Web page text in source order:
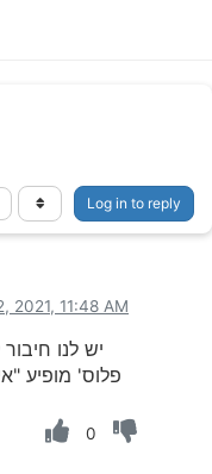
Log in to reply
2021, 11:48 AM
יש לנו
פלוס' מופיע
0